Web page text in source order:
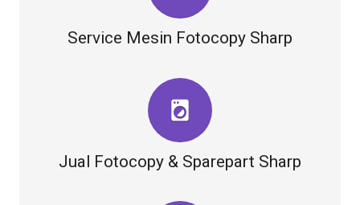
Service Mesin Fotocopy Sharp
local_laundry_service
Jual Fotocopy & Sparepart Sharp